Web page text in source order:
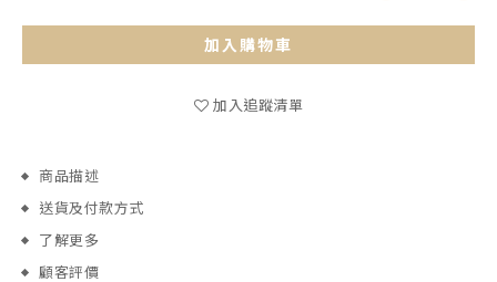
加入購物車
加入追蹤清單
商品描述
送貨及付款方式
了解更多
顧客評價